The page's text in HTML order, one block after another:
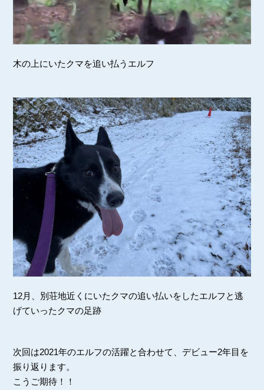
木の上にいたクマを追い払うエルフ
12月、別荘地近くにいたクマの追い払いをしたエルフと逃
げていったクマの足跡
次回は2021年のエルフの活躍と合わせて、デビュー2年目を
振り返ります。
こうご期待！！